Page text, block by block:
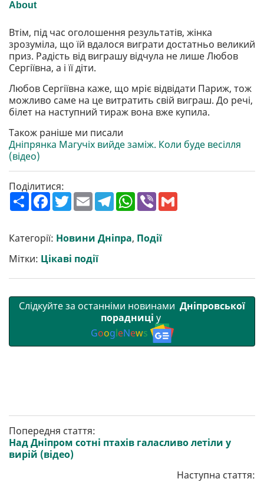
Втім, під час оголошення результатів, жінка
зрозуміла, що їй вдалося виграти достатньо великий
приз. Радість від виграшу відчула не лише Любов
Сергіївна, а і її діти.
Любов Сергіївна каже, що мріє відвідати Париж, тож
можливо саме на це витратить свій виграш. До речі,
білет на наступний тираж вона вже купила.
Також раніше ми писали
Дніпрянка Магучіх вийде заміж. Коли буде весілля
(відео)
Поділитися:
П
о
р
и
т
и
F
a
b
o
o
k
T
w
t
e
r
E
m
l
T
e
g
r
W
h
s
A
V
r
Категорії: Новини Дніпра, Події
Мітки: Цікаві події
Слідкуйте за останніми новинами Дніпровської
порадниці у
GoogleNews
Попередня стаття:
Над Дніпром сотні птахів галасливо летіли у
вирій (відео)
Наступна стаття: